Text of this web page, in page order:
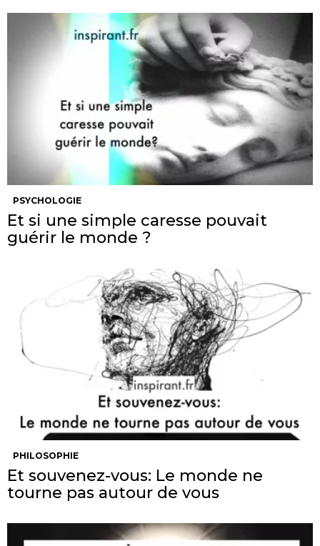
PSYCHOLOGIE
Et si une simple caresse pouvait
guérir le monde ?
PHILOSOPHIE
Et souvenez-vous: Le monde ne
tourne pas autour de vous